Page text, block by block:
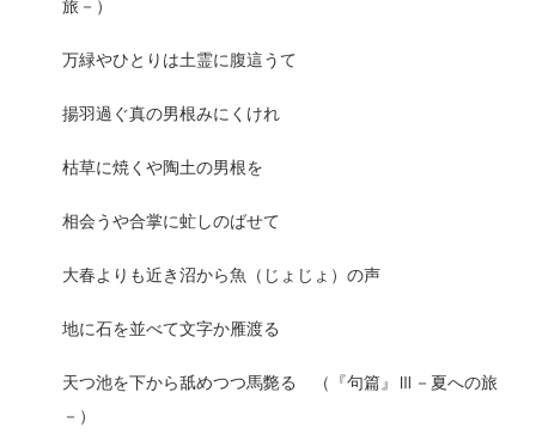
旅－）
万緑やひとりは土霊に腹這うて
揚羽過ぐ真の男根みにくけれ
枯草に焼くや陶土の男根を
相会うや合掌に虻しのばせて
大春よりも近き沼から魚（じょじょ）の声
地に石を並べて文字か雁渡る
天つ池を下から舐めつつ馬斃る （『句篇』Ⅲ－夏への旅
－）